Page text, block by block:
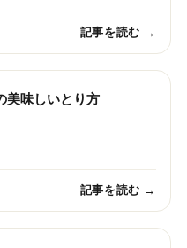
記事を読む →
美味しいとり方
記事を読む →